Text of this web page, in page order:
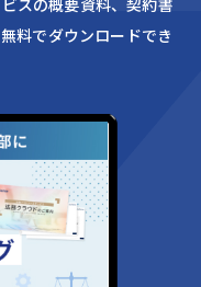
料でダウンロードでき